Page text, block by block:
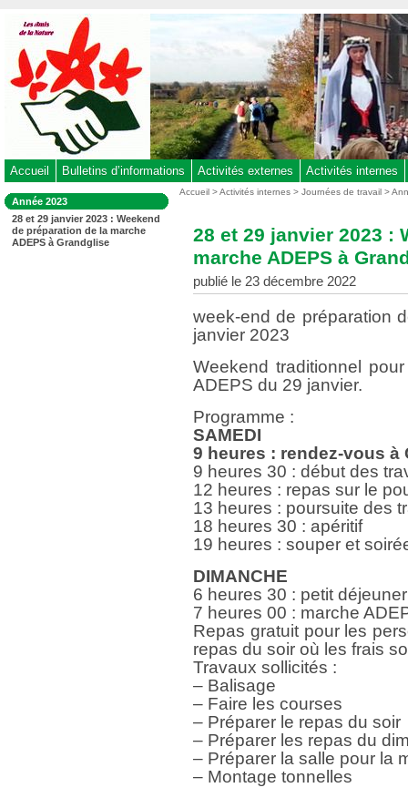
au
contenu
-
Aller
au
menu
-
à
la
recherche
Accueil Bulletins d’informations Activités externes Activités internes
Dans
la
rubrique
:
Année 2023
28 et 29 janvier 2023 : Weekend
de préparation de la marche
ADEPS à Grandglise
Vous
Accueil >Activités internes >Journées de travail>
28 et 29 janvier 2023 :
marche ADEPS à
publié le 23 décembre 2022
week-end de préparation
janvier 2023
Weekend traditionnel
ADEPS du 29 janvier.
Programme :
SAMEDI
9 heures : rendez-vous à
9 heures 30 : début des
12 heures : repas sur le
13 heures : poursuite des
18 heures 30 : apéritif
19 heures : souper et
DIMANCHE
6 heures 30 : petit déjeuner
7 heures 00 : marche
Repas gratuit pour les
repas du soir où les frais
Travaux sollicités :
– Balisage
– Faire les courses
– Préparer le repas du soir
– Préparer les repas du
– Préparer la salle pour la
– Montage tonnelles